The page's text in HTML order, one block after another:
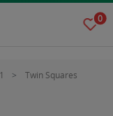
0
Twin Squares